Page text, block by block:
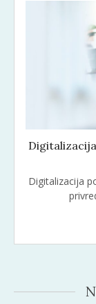
Digitalizacija